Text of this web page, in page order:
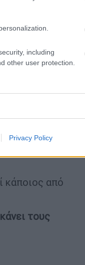
including
other user protection.
Privacy Policy
κάποιος από
τους